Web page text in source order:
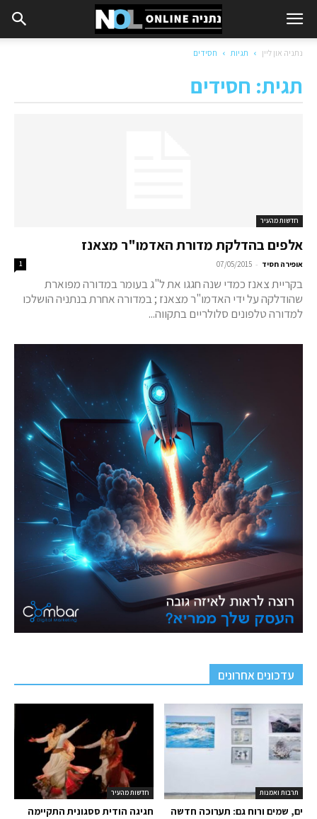
נתניה און ליין תגיות חסידים
תגית: חסידים
חדשות מהעיר
אלפים בהדלקת מדורת האדמו"ר מצאנז
אופירה חסיד -
07/05/2015
1
בקריית צאנז כמדי שנה חגגו את ל"ג בעומר במדורה מפוארת
שהודלקה על ידי האדמו"ר מצאנז ; במדורה אחרת בנתניה הושלכו
למדורה טלפונים סלולריים בתקווה...
עדכונים אחרונים
חדשות מהעיר
חגיגה הודית ססגונית התקיימה
תרבות ואמנות
ים, שמים ורוח גם: תערוכה חדשה